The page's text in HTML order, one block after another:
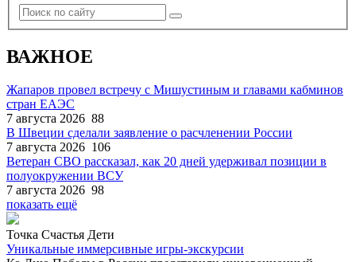
ВАЖНОЕ
Жапаров провел встречу с Мишустиным и главами кабминов
стран ЕАЭС
7 августа 2026 88
В Швеции сделали заявление о расчленении России
7 августа 2026 106
Ветеран СВО рассказал, как 20 дней удерживал позиции в
полуокружении ВСУ
7 августа 2026 98
показать ещё
Точка Счастья Дети
Уникальные иммерсивные игры-экскурсии